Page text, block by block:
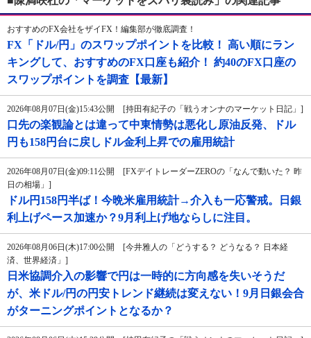
おすすめのFX会社をザイFX！編集部が徹底調査！
FX「ドル/円」のスワップポイントを比較！ 高い順にラン
キングして、おすすめのFX口座も紹介！ 約40のFX口座の
スワップポイントを調査【最新】
2026年08月07日(金)15:43公開 [持田有紀子の「戦うオンナのマーケット日記」]
口先の楽観論とは違って中東情勢は悪化し原油反発、ドル
円も158円台に戻しドル金利上昇での雇用統計
2026年08月07日(金)09:11公開 [FXデイトレーダーZEROの「なんで動いた？ 昨
日の相場」]
ドル円158円半ば！今晩米雇用統計→介入も一応警戒。日銀
利上げペース加速か？9月利上げ地ならしに注目。
2026年08月06日(木)17:00公開 [今井雅人の「どうする？ どうなる？ 日本経
済、世界経済」]
日米協調介入の影響で円は一時的に方向感を失いそうだ
が、米ドル/円の円安トレンド継続は変えない！9月日銀会合
がターニングポイントとなるか？